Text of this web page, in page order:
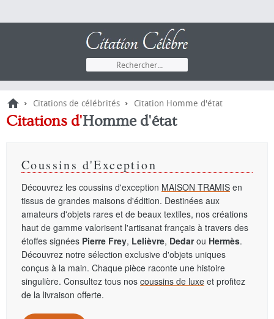
› Citations de célébrités › Citation Homme d'état
Citations d'Homme d'état
Coussins d'Exception
Découvrez les coussins d'exception MAISON TRAMIS en
tissus de grandes maisons d'édition. Destinées aux
amateurs d'objets rares et de beaux textiles, nos créations
haut de gamme valorisent l'artisanat français à travers des
étoffes signées Pierre Frey, Lelièvre, Dedarou Hermès.
Découvrez notre sélection exclusive d'objets uniques
conçus à la main. Chaque pièce raconte une histoire
singulière. Consultez tous nos coussins de luxe et profitez
de la livraison offerte.